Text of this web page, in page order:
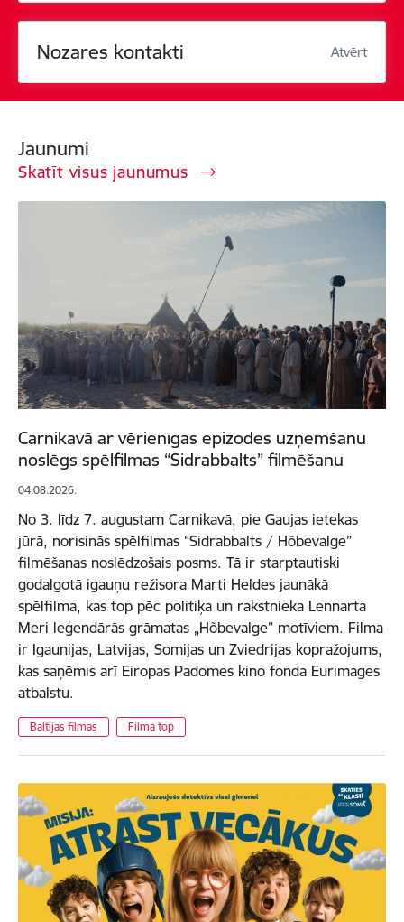
Nozares kontakti Atvērt
Jaunumi
Skatīt visus jaunumus
Carnikavā ar vērienīgas epizodes uzņemšanu
noslēgs spēlfilmas “Sidrabbalts” filmēšanu
04.08.2026.
No 3. līdz 7. augustam Carnikavā, pie Gaujas ietekas
jūrā, norisinās spēlfilmas “Sidrabbalts / Hõbevalge”
filmēšanas noslēdzošais posms. Tā ir starptautiski
godalgotā igauņu režisora Marti Heldes jaunākā
spēlfilma, kas top pēc politiķa un rakstnieka Lennarta
Meri leģendārās grāmatas „Hõbevalge” motīviem. Filma
ir Igaunijas, Latvijas, Somijas un Zviedrijas kopražojums,
kas saņēmis arī Eiropas Padomes kino fonda Eurimages
atbalstu.
Baltijas filmas Filma top